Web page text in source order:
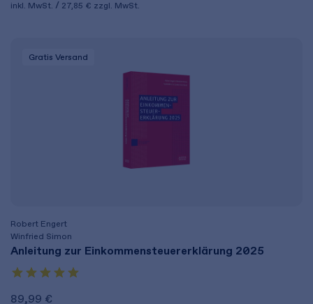
inkl. MwSt. 27,85 € zzgl. MwSt.
Gratis Versand
Robert Engert
Winfried Simon
Anleitung zur Einkommensteuererklärung 2025
89,99 €